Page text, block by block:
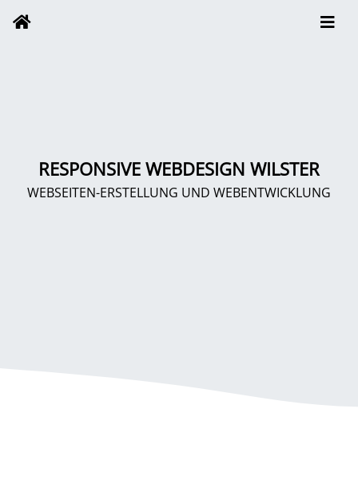
RESPONSIVE WEBDESIGN WILSTER
WEBSEITEN-ERSTELLUNG UND WEBENTWICKLUNG